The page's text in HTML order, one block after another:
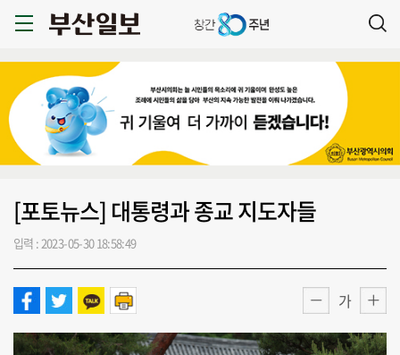
[포토뉴스] 대통령과 종교 지도자들
입력 : 2023-05-30 18:58:49
가